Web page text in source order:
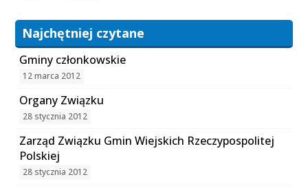
Najchętniej czytane
Gminy członkowskie
12 marca 2012
Organy Związku
28 stycznia 2012
Zarząd Związku Gmin Wiejskich Rzeczypospolitej
Polskiej
28 stycznia 2012